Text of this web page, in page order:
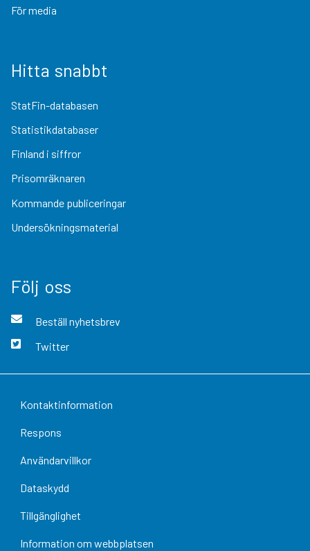
För media
Hitta snabbt
StatFin-databasen
Statistikdatabaser
Finland i siffror
Prisomräknaren
Kommande publiceringar
Undersökningsmaterial
Följ oss
Beställ nyhetsbrev
Twitter
Kontaktinformation
Respons
Användarvillkor
Dataskydd
Tillgänglighet
Information om webbplatsen